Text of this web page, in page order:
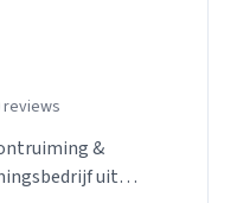
reviews
&
uit